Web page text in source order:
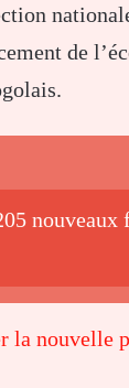
de
la nouvelle